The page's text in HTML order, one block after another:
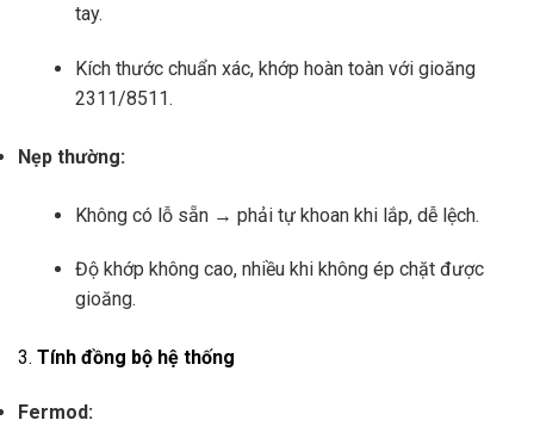
tay.
Kích thước chuẩn xác, khớp hoàn toàn với gioăng
2311/8511.
Nẹp thường:
Không có lỗ sẵn → phải tự khoan khi lắp, dễ lệch.
Độ khớp không cao, nhiều khi không ép chặt được
gioăng.
3. Tính đồng bộ hệ thống
Fermod: